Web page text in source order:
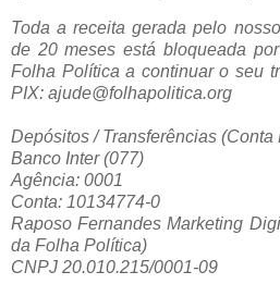
Toda a receita gerada pelo
de 20 meses está bloqueada
Folha Política a continuar o seu
PIX: ajude@folhapolitica.org
Depósitos / Transferências (Conta
Banco Inter (077)
Agência: 0001
Conta: 10134774-0
Raposo Fernandes Marketing
da Folha Política)
CNPJ 20.010.215/0001-09